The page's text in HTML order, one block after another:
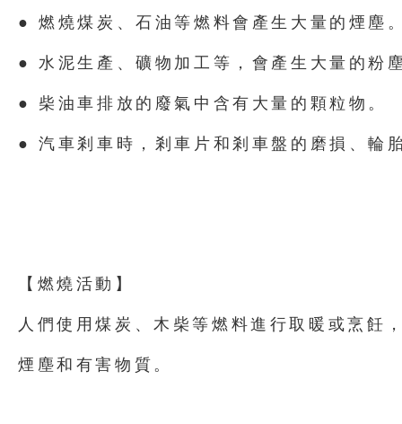
● 燃燒煤炭、石油等燃料會產生大量的煙塵
● 水泥生產、礦物加工等，會產生大量的粉
● 柴油車排放的廢氣中含有大量的顆粒物。
● 汽車剎車時，剎車片和剎車盤的磨損、輪
【燃燒活動】
人們使用煤炭、木柴等燃料進行取暖或烹飪
煙塵和有害物質。